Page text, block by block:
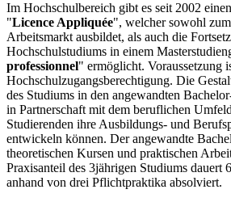
Im Hochschulbereich gibt es seit 2002
"Licence Appliquée", welcher sowohl
Arbeitsmarkt ausbildet, als auch die
Hochschulstudiums in einem
professionnel" ermöglicht. Voraussetzung
Hochschulzugangsberechtigung. Die
des Studiums in den angewandten
in Partnerschaft mit dem beruflichen
Studierenden ihre Ausbildungs- und
entwickeln können. Der angewandte
theoretischen Kursen und praktischen
Praxisanteil des 3jährigen Studiums dauert
anhand von drei Pflichtpraktika absolviert.